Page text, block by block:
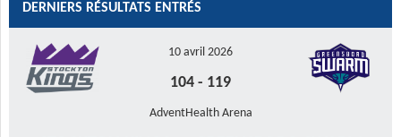
DERNIERS RÉSULTATS ENTRÉS
10 avril 2026
104 - 119
AdventHealth Arena